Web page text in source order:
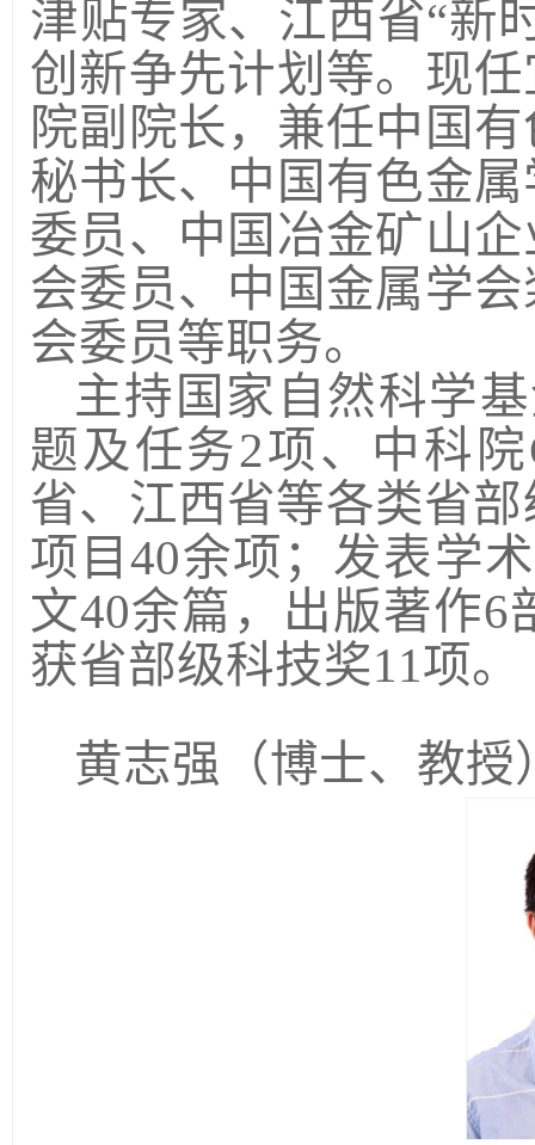
津贴专家、江西省“新
创新争先计划等。现
院副院长，兼任中国
秘书长、中国有色金
委员、中国冶金矿山
会委员、中国金属学
会委员等职务。
主持国家自然科学
题及任务2项、中科院
省、江西省等各类省
项目40余项；发表学
文40余篇，出版著作6
获省部级科技奖11项。
黄志强（博士、教授